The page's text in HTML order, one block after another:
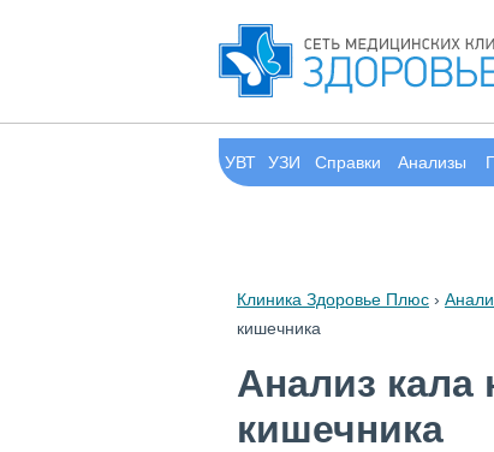
УВТ УЗИ Справки Анализы
Клиника Здоровье Плюс ›
кишечника
Анализ кала
кишечника